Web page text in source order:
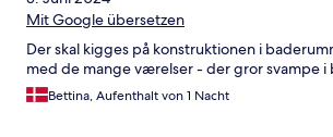
Mit Google übersetzen
Der skal kigges på konstruktionen i
med de mange værelser - der gror svampe i
Bettina, Aufenthalt von 1 Nacht